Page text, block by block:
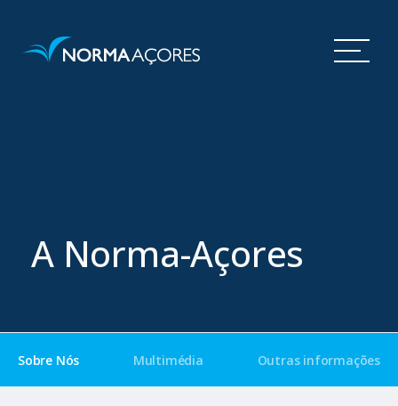
A Norma-Açores
Sobre Nós Multimédia Outras informações